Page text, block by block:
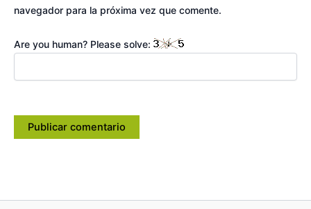
navegador para la próxima vez que comente.
Are you human? Please solve: